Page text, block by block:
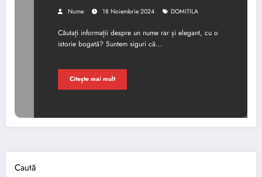
Nume 18 Noiembrie 2024 DOMITILA
Căutați informații despre un nume rar și elegant, cu o
istorie bogată? Suntem siguri că…
Citește mai mult
Caută